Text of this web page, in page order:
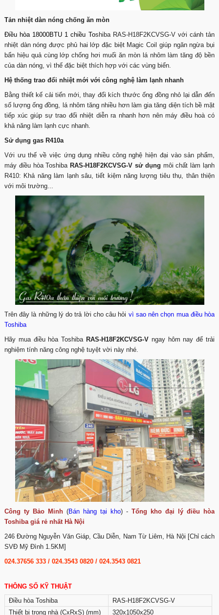
Tản nhiệt dàn nóng chống ăn mòn
Điều hòa 18000BTU 1 chiều Toshiba RAS-H18F2KCVSG-V với cánh tản
nhiệt dàn nóng được phủ hai lớp đặc biệt Magic Coil giúp ngăn ngừa bụi
bẩn hiệu quả cùng lớp chống hơi muối ăn mòn lá nhôm làm tăng độ bền
của dàn nóng, vì thế đặc biệt thích hợp với các vùng biển.
Hệ thống trao đổi nhiệt mới với công nghệ làm lạnh nhanh
Bằng thiết kế cải tiến mới, thay đổi kích thước ống đồng nhỏ lại dẫn đến
số lượng ống đồng, lá nhôm tăng nhiều hơn làm gia tăng diện tích bề mặt
tiếp xúc giúp sự trao đổi nhiệt diễn ra nhanh hơn nên máy điều hoà có
khả năng làm lạnh cực nhanh.
Sử dụng gas R410a
Với ưu thế về việc ứng dụng nhiều công nghệ hiện đại vào sản phẩm,
máy điều hòa Toshiba RAS-H18F2KCVSG-V sử dụng môi chất làm lạnh
R410: Khả năng làm lạnh sâu, tiết kiệm năng lượng tiêu thụ, thân thiện
với môi trường...
Trên đây là những lý do trả lời cho câu hỏi vì sao nên chọn mua điều hòa
Toshiba
Hãy mua điều hòa Toshiba RAS-H18F2KCVSG-V ngay hôm nay để trải
nghiệm tính năng công nghệ tuyệt vời này nhé.
Công ty Bảo Minh (Bán hàng tại kho) - Tổng kho đại lý điều hòa
Toshiba giá rẻ nhất Hà Nội
246 Đường Nguyễn Văn Giáp, Cầu Diễn, Nam Từ Liêm, Hà Nội [Chỉ cách
SVĐ Mỹ Đình 1.5KM]
024.37656 333 / 024.3543 0820 / 024.3543 0821
THÔNG SỐ KỸ THUẬT
Điều hòa Toshiba
RAS-H18F2KCVSG-V
Thiết bị trong nhà (CxRxS) (mm)
320x1050x250